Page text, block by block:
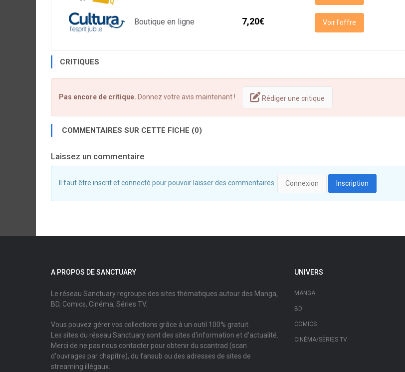
Boutique en ligne 7,20€ Voir l'offre
CRITIQUES
Pas encore de critique. Donnez votre avis maintenant ! Rédiger une critique
COMMENTAIRES SUR CETTE FICHE (0)
Laissez un commentaire
Il faut être inscrit et connecté pour pouvoir laisser des commentaires. Connexion Inscription
A PROPOS DE SANCTUARY
Le réseau Sanctuary regroupe des sites thématiques autour des Manga,
BD, Comics, Cinéma, Séries TV.
Vous pouvez gérer vos collections grâce à un outil 100% gratuit.
Les sites du réseau Sanctuary sont des sites d'information et d'actualité.
Merci de ne pas nous contacter pour obtenir du scantrad (scan
d'ouvrages par chapitre), du fansub ou des adresses de sites de
streaming illégaux.
UNIVERS
MANGA
BD
COMICS
CINÉMA/SÉRIES TV